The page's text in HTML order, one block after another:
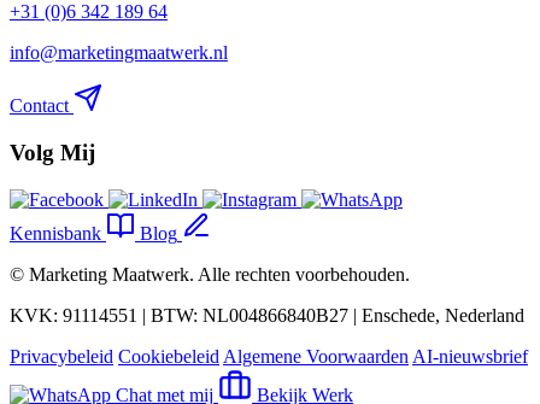
+31 (0)6 342 189 64
info@marketingmaatwerk.nl
Contact
Volg Mij
Kennisbank
Blog
© Marketing Maatwerk. Alle rechten voorbehouden.
KVK: 91114551 | BTW: NL004866840B27 | Enschede, Nederland
Privacybeleid Cookiebeleid Algemene Voorwaarden AI-nieuwsbrief
Chat met mij
Bekijk Werk